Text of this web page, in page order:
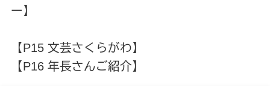
ー】
【P15 文芸さくらがわ】
【P16 年長さんご紹介】